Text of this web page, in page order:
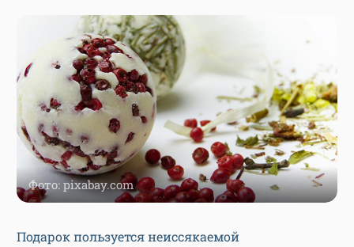
Фото: pixabay.com
Подарок пользуется неиссякаемой